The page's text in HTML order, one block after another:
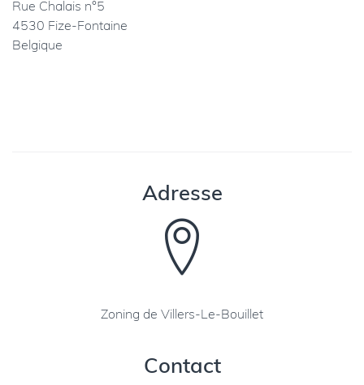
Rue Chalais n°5
4530 Fize-Fontaine
Belgique
Adresse
Zoning de Villers-Le-Bouillet
Contact